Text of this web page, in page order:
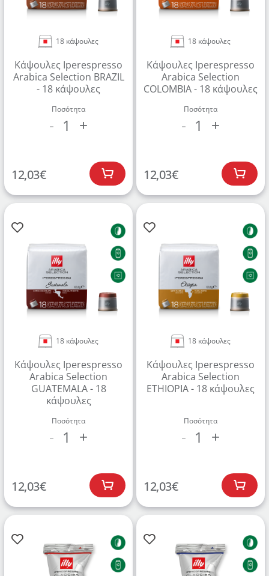
18 κάψουλες
Κάψουλες Iperespresso
Arabica Selection BRAZIL
- 18 κάψουλες
Ποσότητα
- 1 +
12,03€
18 κάψουλες
Κάψουλες Iperespresso
Arabica Selection
COLOMBIA - 18 κάψουλες
Ποσότητα
- 1 +
12,03€
18 κάψουλες
Κάψουλες Iperespresso
Arabica Selection
GUATEMALA - 18
κάψουλες
Ποσότητα
- 1 +
12,03€
18 κάψουλες
Κάψουλες Iperespresso
Arabica Selection
ETHIOPIA - 18 κάψουλες
Ποσότητα
- 1 +
12,03€